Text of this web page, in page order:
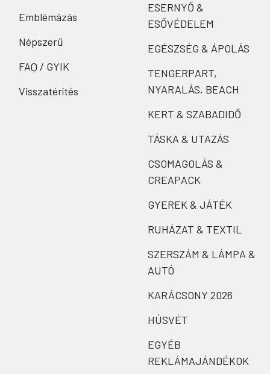
Emblémázás
Népszerű
FAQ / GYIK
Visszatérítés
ESERNYŐ &
ESŐVÉDELEM
EGÉSZSÉG & ÁPOLÁS
TENGERPART,
NYARALÁS, BEACH
KERT & SZABADIDŐ
TÁSKA & UTAZÁS
CSOMAGOLÁS &
CREAPACK
GYEREK & JÁTÉK
RUHÁZAT & TEXTIL
SZERSZÁM & LÁMPA &
AUTÓ
KARÁCSONY 2026
HÚSVÉT
EGYÉB
REKLÁMAJÁNDÉKOK